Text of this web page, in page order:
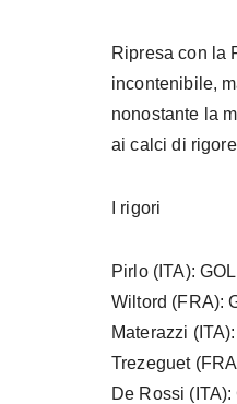
Ripresa con la
incontenibile,
nonostante la
ai calci di
I rigori
Pirlo (ITA): GOL
Wiltord (FRA):
Materazzi
Trezeguet
De Rossi (ITA):